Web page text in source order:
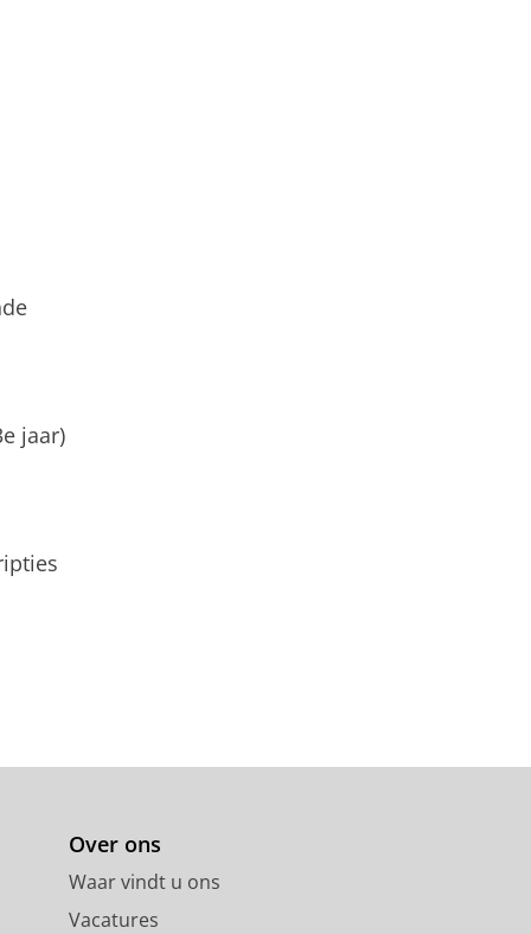
jaar)
Over ons
Waar vindt u ons
Vacatures